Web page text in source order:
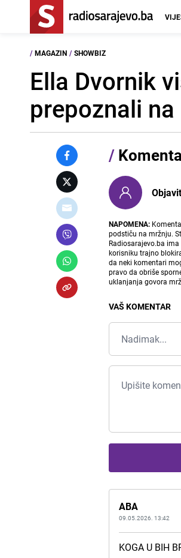
/ MAGAZIN / SHOWBIZ
Ella Dvornik
prepoznali
/
NAPOMENA:
podstiču na mržnju.
Radiosarajevo.ba
korisniku trajno
da neki komentari
pravo da obriše
uklanjanja govora
VAŠ KOMENTAR
ABA
09.05.2026. 13:42
KOGA U BIH